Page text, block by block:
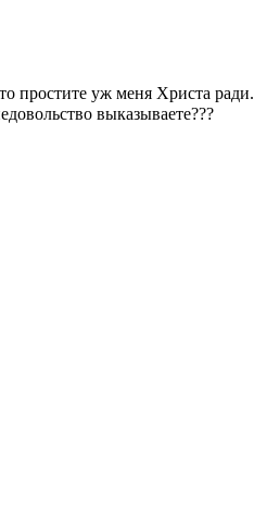
простите уж меня Христа ради.
выказываете???